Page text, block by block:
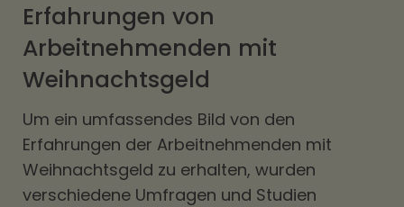
Erfahrungen von
Arbeitnehmenden mit
Weihnachtsgeld
Um ein umfassendes Bild von den
Erfahrungen der Arbeitnehmenden mit
Weihnachtsgeld zu erhalten, wurden
verschiedene Umfragen und Studien